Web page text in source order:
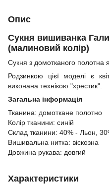
Опис
Сукня вишиванка
(малиновий колір)
Сукня з домотканого полотна
Родзинкою цієї моделі є
виконана технікою "хрестик".
Загальна інформація
Тканина: домоткане полотно
Колір тканини: синій
Склад тканини: 40% - Льон,
Вишивальна нитка: віскозна
Довжина рукава: довгий
Характеристики